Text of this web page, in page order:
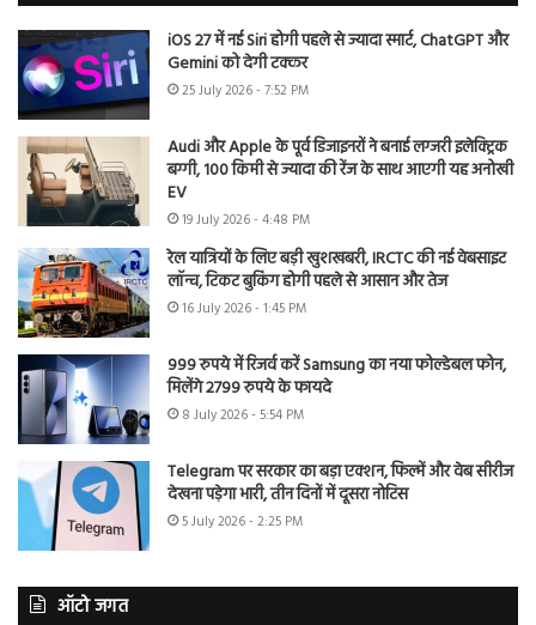
iOS 27 में नई Siri होगी पहले से ज्यादा स्मार्ट, ChatGPT और
Gemini को देगी टक्कर
25 July 2026 - 7:52 PM
Audi और Apple के पूर्व डिजाइनरों ने बनाई लग्जरी इलेक्ट्रिक
बग्गी, 100 किमी से ज्यादा की रेंज के साथ आएगी यह अनोखी
EV
19 July 2026 - 4:48 PM
रेल यात्रियों के लिए बड़ी खुशखबरी, IRCTC की नई वेबसाइट
लॉन्च, टिकट बुकिंग होगी पहले से आसान और तेज
16 July 2026 - 1:45 PM
999 रुपये में रिजर्व करें Samsung का नया फोल्डेबल फोन,
मिलेंगे 2799 रुपये के फायदे
8 July 2026 - 5:54 PM
Telegram पर सरकार का बड़ा एक्शन, फिल्में और वेब सीरीज
देखना पड़ेगा भारी, तीन दिनों में दूसरा नोटिस
5 July 2026 - 2:25 PM
ऑटो जगत